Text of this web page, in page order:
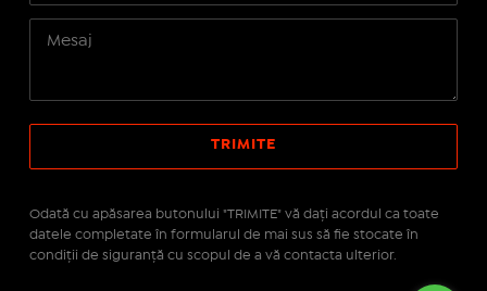
Odată cu apăsarea butonului "TRIMITE" vă daţi acordul ca toate
datele completate în formularul de mai sus să fie stocate în
condiţii de siguranţă cu scopul de a vă contacta ulterior.